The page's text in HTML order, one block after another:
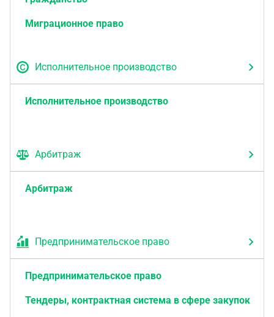
Миграционное право
Исполнительное производство
Исполнительное производство
Арбитраж
Арбитраж
Предпринимательское право
Предпринимательское право
Тендеры, контрактная система в сфере закупок